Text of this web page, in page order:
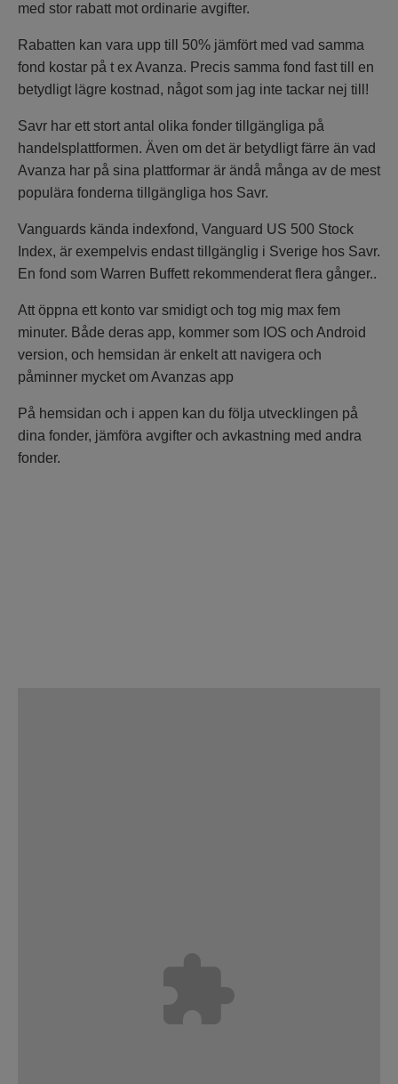
med stor rabatt mot ordinarie avgifter.
Rabatten kan vara upp till 50% jämfört med vad samma
fond kostar på t ex Avanza. Precis samma fond fast till en
betydligt lägre kostnad, något som jag inte tackar nej till!
Savr har ett stort antal olika fonder tillgängliga på
handelsplattformen. Även om det är betydligt färre än vad
Avanza har på sina plattformar är ändå många av de mest
populära fonderna tillgängliga hos Savr.
Vanguards kända indexfond, Vanguard US 500 Stock
Index, är exempelvis endast tillgänglig i Sverige hos Savr.
En fond som Warren Buffett rekommenderat flera gånger..
Att öppna ett konto var smidigt och tog mig max fem
minuter. Både deras app, kommer som IOS och Android
version, och hemsidan är enkelt att navigera och
påminner mycket om Avanzas app
På hemsidan och i appen kan du följa utvecklingen på
dina fonder, jämföra avgifter och avkastning med andra
fonder.